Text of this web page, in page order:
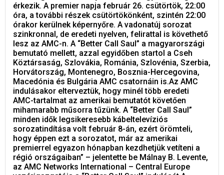
érkezik. A premier napja február 26. csütörtök, 22:00
óra, a további részek csütörtökönként, szintén 22:00
órakor kerülnek képernyőre. A vadonatúj sorozat
szinkronnal, de eredeti nyelven, felirattal is követhető
lesz az AMC-n. A “Better Call Saul” a magyarországi
bemutató mellett, azzal egyidőben startol a Cseh
Köztársaság, Szlovákia, Románia, Szlovénia, Szerbia,
Horvátország, Montenegro, Bosznia-Hercegovina,
Macedónia és Bulgária AMC csatornáin is.Az AMC
indulásakor elterveztük, hogy minél több eredeti
AMC-tartalmat az amerikai bemutatót követően
mihamarabb műsorra tűzünk. A “Better Call Saul”
minden idők legsikeresebb kábeltelevíziós
sorozatindítása volt február 8-án, ezért örömteli,
hogy éppen ezt a sorozatot, már az amerikai
premierrel egyazon hónapban kezdhetjük vetíteni a
régió országaiban” – jelentette be Málnay B. Levente,
az AMC Networks International – Central Europe